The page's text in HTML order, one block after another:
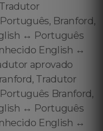
Branford,
↔️ Português
English ↔️
aprovado
Tradutor
Branford,
↔️ Português
English ↔️